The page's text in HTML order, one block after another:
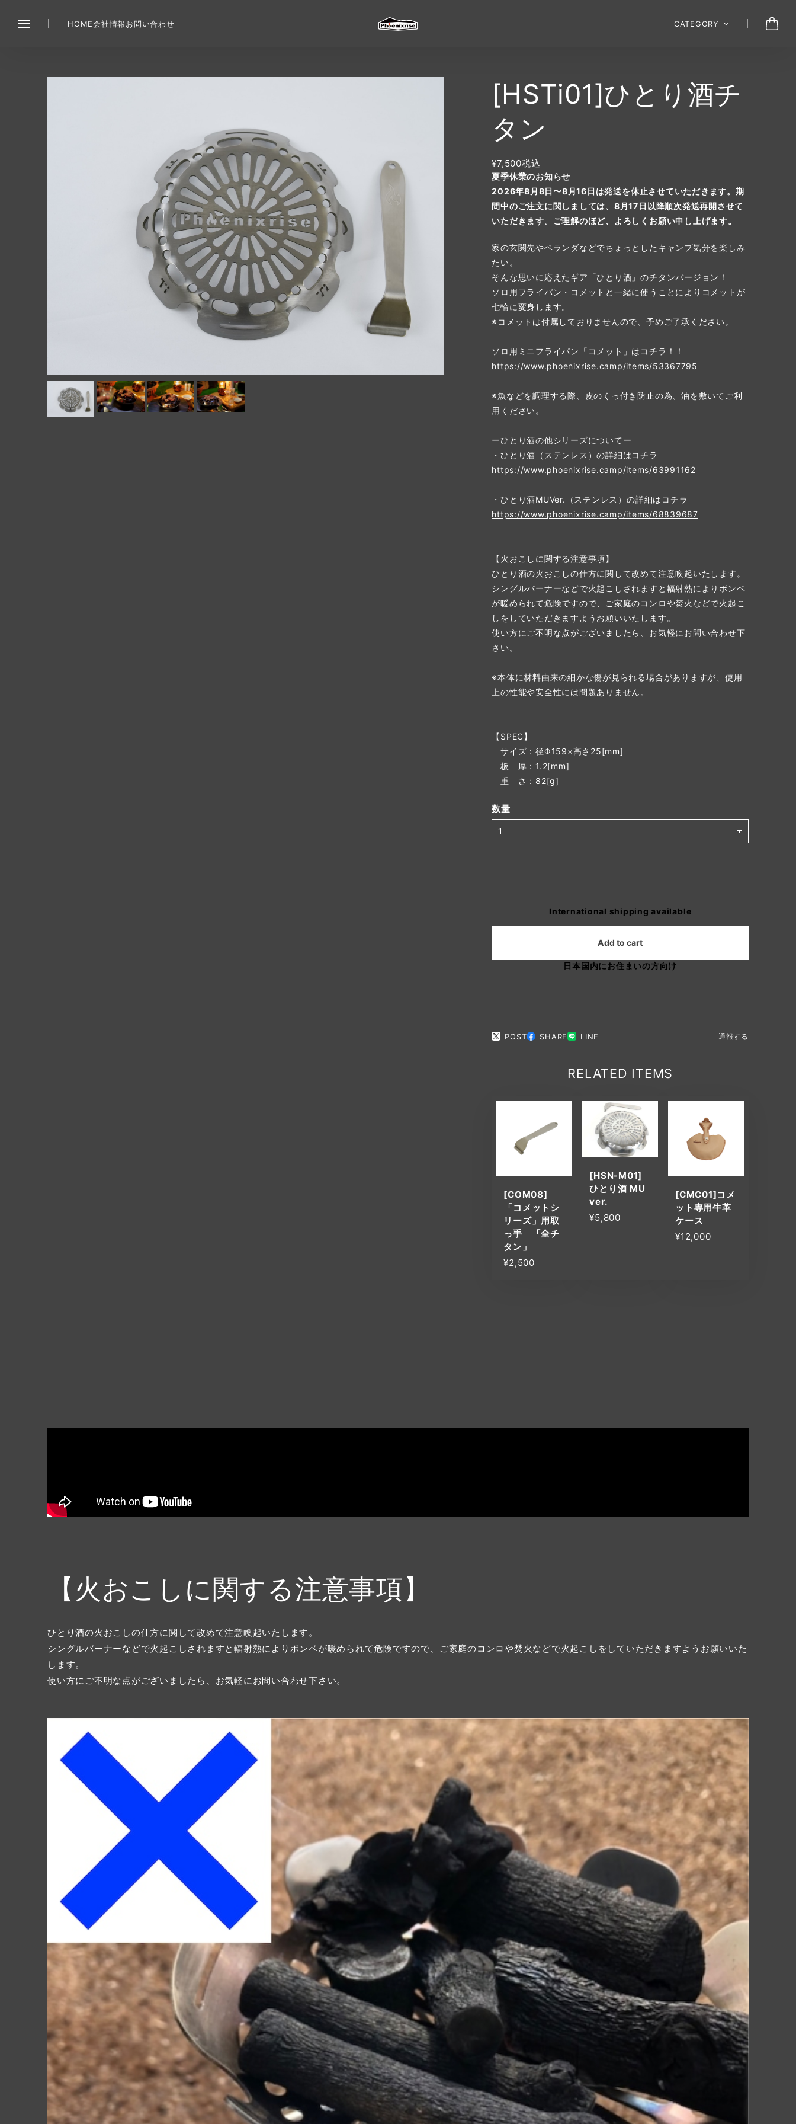
HOME会社情報お問い合わせ CATEGORY
[HSTi01]ひとり酒チ
タン
¥7,500税込
夏季休業のお知らせ
2026年8月8日〜8月16日は発送を休止させていただきます。期
間中のご注文に関しましては、8月17日以降順次発送再開させて
いただきます。ご理解のほど、よろしくお願い申し上げます。
家の玄関先やベランダなどでちょっとしたキャンプ気分を楽しみ
たい。
そんな思いに応えたギア「ひとり酒」のチタンバージョン！
ソロ用フライパン・コメットと一緒に使うことによりコメットが
七輪に変身します。
※コメットは付属しておりませんので、予めご了承ください。
ソロ用ミニフライパン「コメット」はコチラ！！
https://www.phoenixrise.camp/items/53367795
※魚などを調理する際、皮のくっ付き防止の為、油を敷いてご利
用ください。
ーひとり酒の他シリーズについてー
・ひとり酒（ステンレス）の詳細はコチラ
https://www.phoenixrise.camp/items/63991162
・ひとり酒MUVer.（ステンレス）の詳細はコチラ
https://www.phoenixrise.camp/items/68839687
【火おこしに関する注意事項】
ひとり酒の火おこしの仕方に関して改めて注意喚起いたします。
シングルバーナーなどで火起こしされますと輻射熱によりボンベ
が暖められて危険ですので、ご家庭のコンロや焚火などで火起こ
しをしていただきますようお願いいたします。
使い方にご不明な点がございましたら、お気軽にお問い合わせ下
さい。
※本体に材料由来の細かな傷が見られる場合がありますが、使用
上の性能や安全性には問題ありません。
【SPEC】
サイズ：径Φ159×高さ25[mm]
板 厚：1.2[mm]
重 さ：82[g]
数量
International shipping available
Add to cart
日本国内にお住まいの方向け
POST SHARE LINE 通報する
RELATED ITEMS
[COM08]
「コメットシ
リーズ」用取
っ手 「全チ
タン」
¥2,500
[HSN-M01]
ひとり酒 MU
ver.
¥5,800
[CMC01]コメ
ット専用牛革
ケース
¥12,000
【火おこしに関する注意事項】
ひとり酒の火おこしの仕方に関して改めて注意喚起いたします。
シングルバーナーなどで火起こしされますと輻射熱によりボンベが暖められて危険ですので、ご家庭のコンロや焚火などで火起こしをしていただきますようお願いいた
します。
使い方にご不明な点がございましたら、お気軽にお問い合わせ下さい。